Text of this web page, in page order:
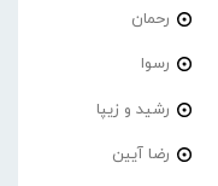
رحمان
رسوا
رشید و زیپا
رضا آیین